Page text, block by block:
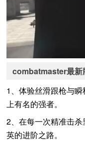
combatmaster最新
1、体验丝滑跟枪与
上有名的强者。
2、在每一次精准击
英的进阶之路。